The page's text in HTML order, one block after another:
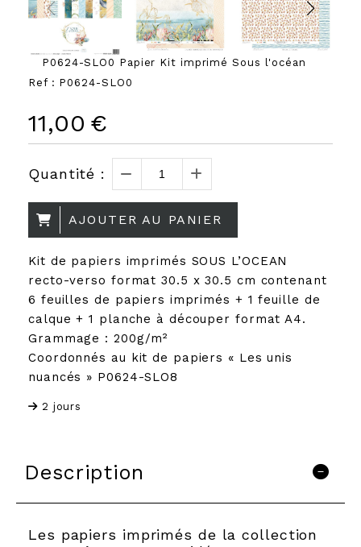
P0624-SLO0 Papier Kit imprimé Sous l'océan
Ref : P0624-SLO0
11,00 €
Quantité :
AJOUTER AU PANIER
Kit de papiers imprimés SOUS L’OCEAN
recto-verso format 30.5 x 30.5 cm contenant
6 feuilles de papiers imprimés + 1 feuille de
calque + 1 planche à découper format A4.
Grammage : 200g/m²
Coordonnés au kit de papiers « Les unis
nuancés » P0624-SLO8
2 jours
Description
Les papiers imprimés de la collection